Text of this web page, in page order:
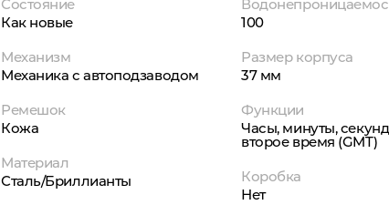
Состояние
Как новые
Механизм
Механика с автоподзаводом
Ремешок
Кожа
Материал
Сталь/Бриллианты
100
Размер корпуса
37 мм
Функции
Часы, минуты,
второе время (GMT)
Коробка
Нет